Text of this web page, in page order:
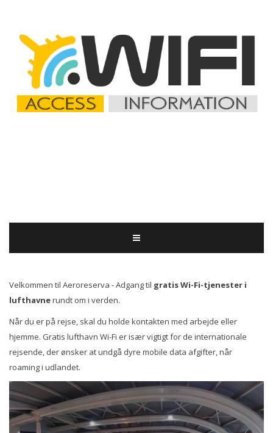
Velkommen til Aeroreserva - Adgang til gratis Wi-Fi-tjenester i
lufthavnerundt om i verden.
Når du er på rejse, skal du holde kontakten med arbejde eller
hjemme. Gratis lufthavn Wi-Fi er især vigtigt for de internationale
rejsende, der ønsker at undgå dyre mobile data afgifter, når
roaming i udlandet.